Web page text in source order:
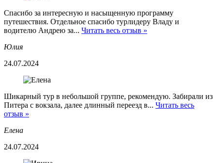
Спасибо за интересную и насыщенную программу
путешествия. Отдельное спасибо турлидеру Владу и
водителю Андрею за... Читать весь отзыв »
Юлия
24.07.2024
Шикарный тур в небольшой группе, рекомендую. Забирали из
Питера с вокзала, далее длинный переезд в... Читать весь
отзыв »
Елена
24.07.2024